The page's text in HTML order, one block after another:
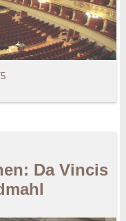
Da Vincis